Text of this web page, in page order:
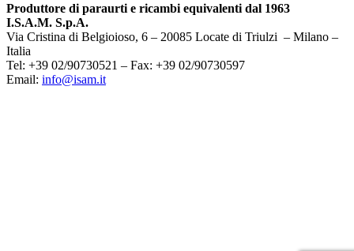
Produttore di paraurti e ricambi equivalenti dal 1963
I.S.A.M. S.p.A.
Via Cristina di Belgioioso, 6 – 20085 Locate di Triulzi – Milano –
Italia
Tel: +39 02/90730521 – Fax: +39 02/90730597
Email: info@isam.it